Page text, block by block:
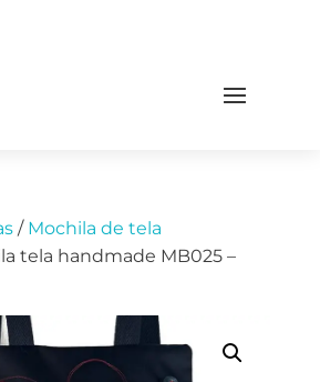
/ Mochila de tela
tela handmade MB025 –